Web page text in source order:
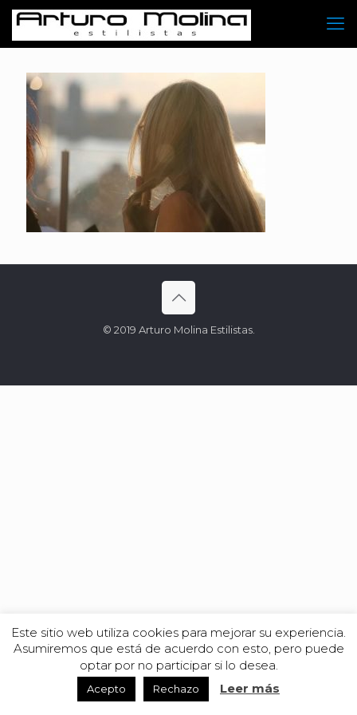
© 2019 Arturo Molina Estilistas.
Este sitio web utiliza cookies para mejorar su experiencia.
Asumiremos que está de acuerdo con esto, pero puede
optar por no participar si lo desea.
Acepto Rechazo Leer más